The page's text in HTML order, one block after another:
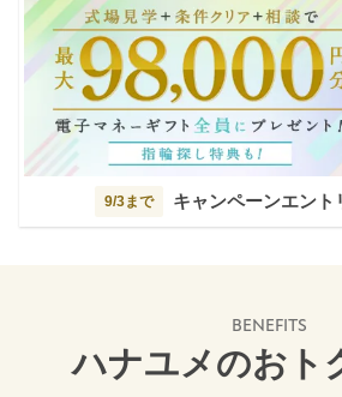
9/3まで キャンペーンエント
BENEFITS
ハナユメのおト